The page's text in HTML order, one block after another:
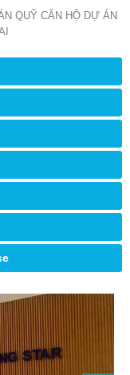
QUỸ CĂN HỘ DỰ ÁN